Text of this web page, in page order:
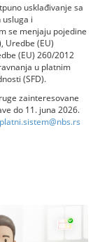
usklađivanje sa
i
se menjaju pojedine
Uredbe (EU)
(EU) 260/2012
u platnim
(SFD).
zainteresovane
do 11. juna 2026.
platni.sistem@nbs.rs